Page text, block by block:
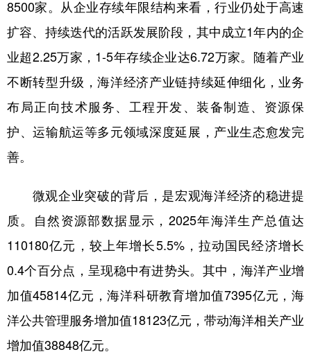
8500家。从企业存续年限结构来看，行业仍处于高速
扩容、持续迭代的活跃发展阶段，其中成立1年内的企
业超2.25万家，1-5年存续企业达6.72万家。随着产业
不断转型升级，海洋经济产业链持续延伸细化，业务
布局正向技术服务、工程开发、装备制造、资源保
护、运输航运等多元领域深度延展，产业生态愈发完
善。
微观企业突破的背后，是宏观海洋经济的稳进提
质。自然资源部数据显示，2025年海洋生产总值达
110180亿元，较上年增长5.5%，拉动国民经济增长
0.4个百分点，呈现稳中有进势头。其中，海洋产业增
加值45814亿元，海洋科研教育增加值7395亿元，海
洋公共管理服务增加值18123亿元，带动海洋相关产业
增加值38848亿元。